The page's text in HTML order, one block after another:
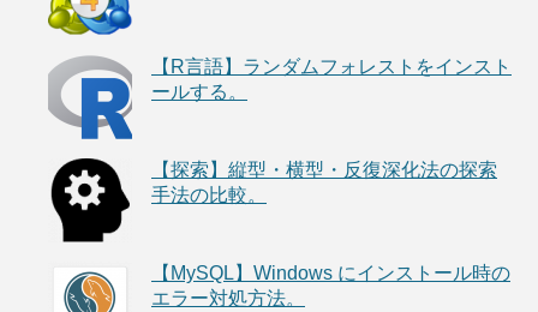
【R言語】ランダムフォレストをインスト
ールする。
【探索】縦型・横型・反復深化法の探索
手法の比較。
【MySQL】Windows にインストール時の
エラー対処方法。